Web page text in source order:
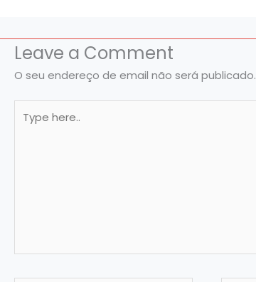
Leave a Comment
O seu endereço de email não será publicado.
here..